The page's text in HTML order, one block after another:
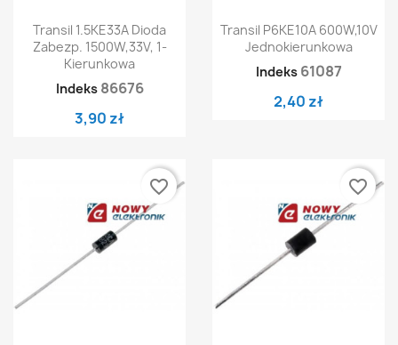
Transil 1.5KE33A Dioda
Zabezp. 1500W,33V, 1-
Kierunkowa
Indeks 86676
3,90 zł
Transil P6KE10A 600W,10V
Jednokierunkowa
Indeks 61087
2,40 zł
favorite_border favorite_border